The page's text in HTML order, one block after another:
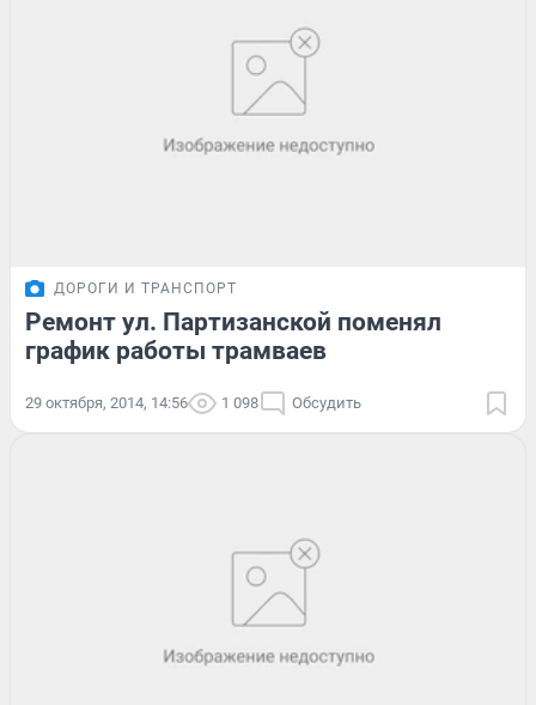
ДОРОГИ И ТРАНСПОРТ
Ремонт ул. Партизанской поменял
график работы трамваев
29 октября, 2014, 14:56 1 098 Обсудить